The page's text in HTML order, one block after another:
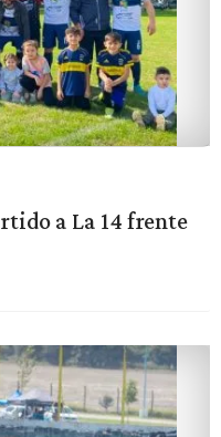
a La 14 frente